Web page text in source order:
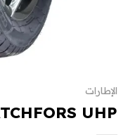
الإطارات
UHP